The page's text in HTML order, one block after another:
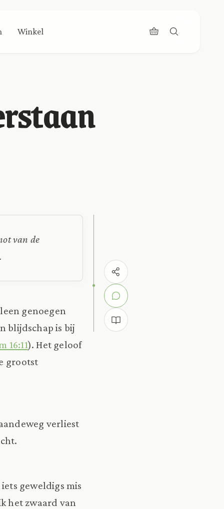
Winkel
van de
genoegen
blijdschap is bij
16:11). Het geloof
grootst
verliest
geweldigs mis
het zwaard van